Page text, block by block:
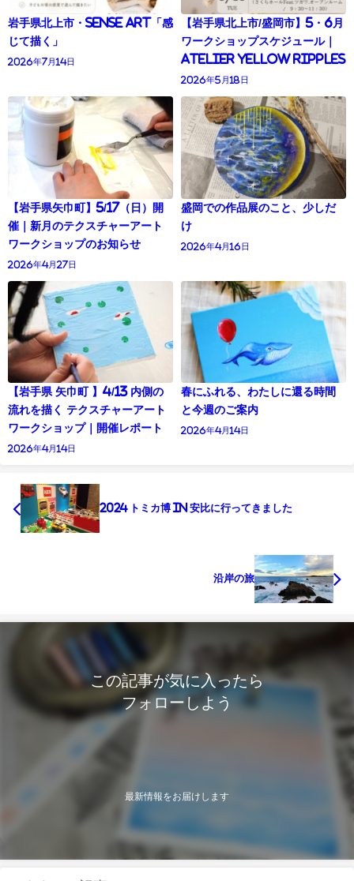
岩手県北上市・Sense Art「感
じて描く」
2026年7月14日
【岩手県北上市/盛岡市】5・6月
ワークショップスケジュール｜
Atelier yellow ripples
2026年5月18日
【岩手県矢巾町】5/17（日）開
催｜新月のテクスチャーアート
ワークショップのお知らせ
2026年4月27日
盛岡での作品展のこと、少しだ
け
2026年4月16日
【岩手県 矢巾町 】4/13 内側の
流れを描く テクスチャーアート
ワークショップ｜開催レポート
2026年4月14日
春にふれる、わたしに還る時間
と今週のご案内
2026年4月14日
2024 トミカ博 in 安比に行ってきました
沿岸の旅
この記事が気に入ったら
フォローしよう
最新情報をお届けします